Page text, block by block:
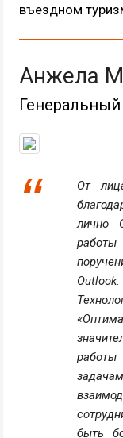
въездном
Анжела
Генеральный
От
лично
Outlook.
быть